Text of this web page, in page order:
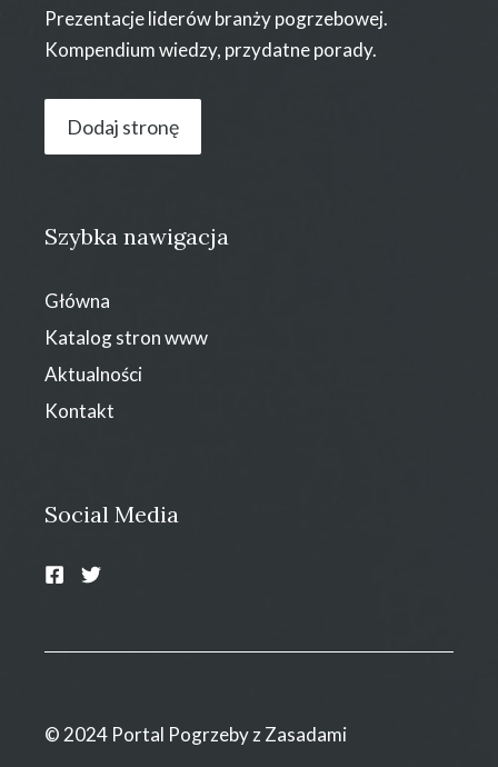
Prezentacje liderów branży pogrzebowej.
Kompendium wiedzy, przydatne porady.
Dodaj stronę
Szybka nawigacja
Główna
Katalog stron www
Aktualności
Kontakt
Social Media
© 2024 Portal Pogrzeby z Zasadami